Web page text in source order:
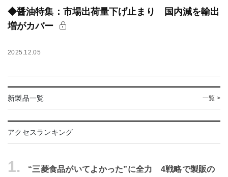
◆醤油特集：市場出荷量下げ止まり 国内減を輸出
増がカバー
2025.12.05
新製品一覧 一覧 >
アクセスランキング
1.
“三菱食品がいてよかった”に全力 4戦略で製販の